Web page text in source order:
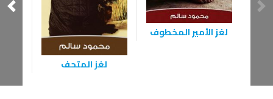
لغز الأمير المخطوف
لغز المتحف